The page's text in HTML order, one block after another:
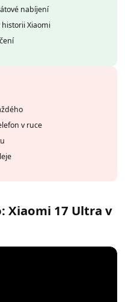
nabíjení
historii Xiaomi
v ruce
Xiaomi 17 Ultra v